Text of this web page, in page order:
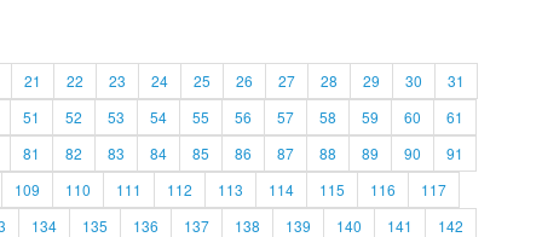
21 22 23 24 25 26 27 28 29 30
31
51 52 53 54 55 56 57 58 59 60
61
81 82 83 84 85 86 87 88 89 90
91
109 110 111 112 113 114 115 116
117
134 135 136 137 138 139 140 141
142